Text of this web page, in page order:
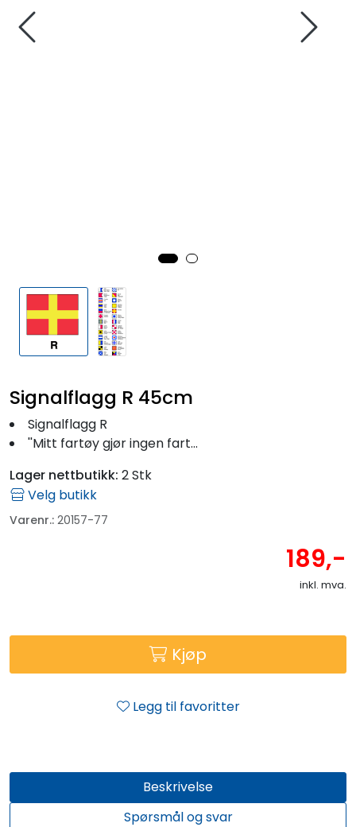
Signalflagg R 45cm
Signalflagg R
''Mitt fartøy gjør ingen fart...
Lager nettbutikk: 2 Stk
Velg butikk
Varenr.: 20157-77
189,-
inkl. mva.
Kjøp
Legg til favoritter
Beskrivelse
Spørsmål og svar